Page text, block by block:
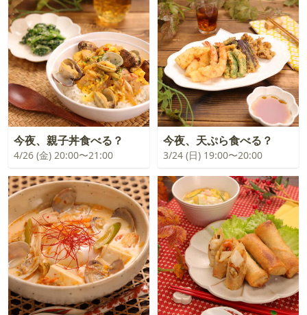
今夜、親子丼食べる？
4/26 (金) 20:00〜21:00
今夜、天ぷら食べる？
3/24 (日) 19:00〜20:00